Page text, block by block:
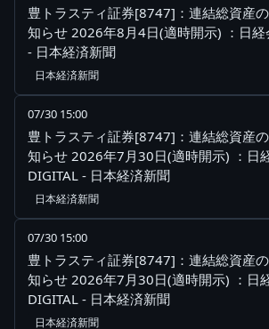
豊トラスティ証券[8747]：連結総資産
知らせ 2026年8月4日(適時開示) ：日経
- 日本経済新聞
日本経済新聞
07/30 15:00
豊トラスティ証券[8747]：連結総資産
知らせ 2026年7月30日(適時開示) ：日
DIGITAL - 日本経済新聞
日本経済新聞
07/30 15:00
豊トラスティ証券[8747]：連結総資産
知らせ 2026年7月30日(適時開示) ：日
DIGITAL - 日本経済新聞
日本経済新聞